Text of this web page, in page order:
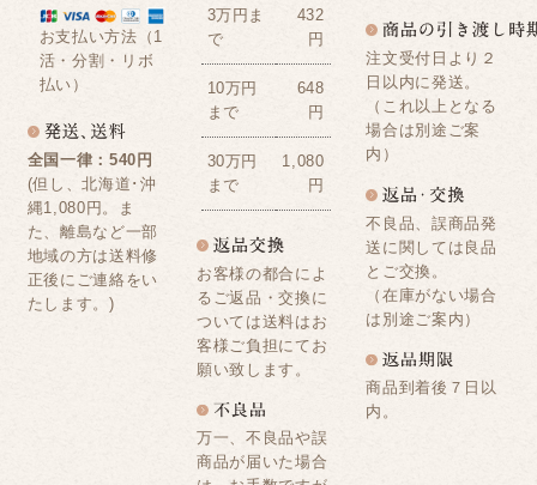
お支払い方法（1
活・分割・リボ
払い）
全国一律：540円
(但し、北海道･沖
縄1,080円。ま
た、離島など一部
地域の方は送料修
正後にご連絡をい
たします。)
3万円ま
で
432
円
10万円
まで
648
円
30万円
まで
1,080
円
お客様の都合によ
るご返品・交換に
ついては送料はお
客様ご負担にてお
願い致します。
万一、不良品や誤
商品が届いた場合
注文受付日より２
日以内に発送。
（これ以上となる
場合は別途ご案
内）
不良品、誤商品発
送に関しては良品
とご交換。
（在庫がない場合
は別途ご案内）
商品到着後７日以
内。